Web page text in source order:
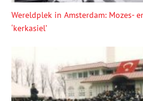
Wereldplek in Amsterdam: Mozes-
‘kerkasiel’